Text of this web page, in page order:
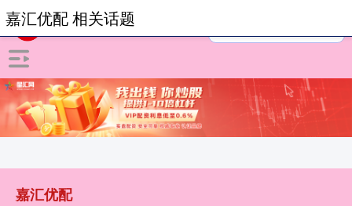
嘉汇优配
嘉汇优配 相关话题